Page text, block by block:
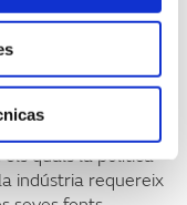
també per
quals la política
indústria requereix